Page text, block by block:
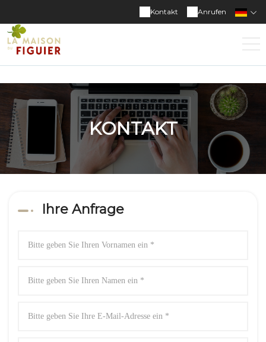
Anrufen
Kontakt
KONTAKT
Ihre Anfrage